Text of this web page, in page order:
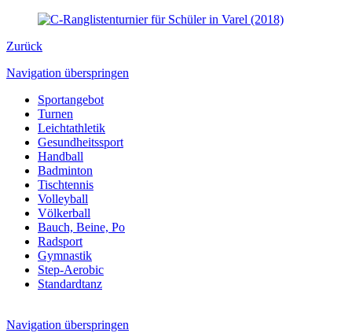
Zurück
Navigation überspringen
Sportangebot
Turnen
Leichtathletik
Gesundheitssport
Handball
Badminton
Tischtennis
Volleyball
Völkerball
Bauch, Beine, Po
Radsport
Gymnastik
Step-Aerobic
Standardtanz
Navigation überspringen